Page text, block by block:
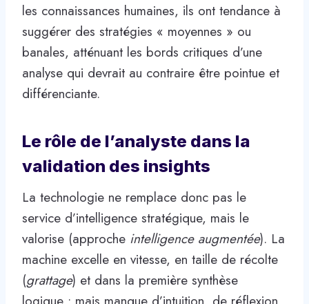
les connaissances humaines, ils ont tendance à
suggérer des stratégies « moyennes » ou
banales, atténuant les bords critiques d’une
analyse qui devrait au contraire être pointue et
différenciante.
Le rôle de l’analyste dans la
validation des insights
La technologie ne remplace donc pas le
service d’intelligence stratégique, mais le
valorise (approche intelligence augmentée). La
machine excelle en vitesse, en taille de récolte
(grattage) et dans la première synthèse